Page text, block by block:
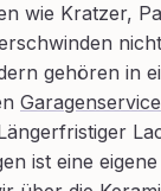
wie Kratzer,
gehören in
Garagenservice
ist eine eigene